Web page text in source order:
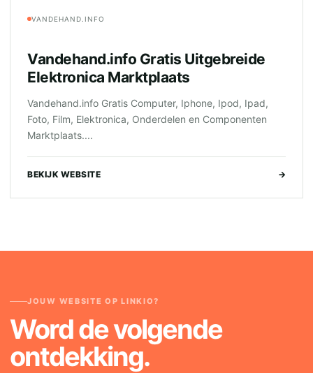
VANDEHAND.INFO
Vandehand.info Gratis Uitgebreide
Elektronica Marktplaats
Vandehand.info Gratis Computer, Iphone, Ipod, Ipad,
Foto, Film, Elektronica, Onderdelen en Componenten
Marktplaats....
BEKIJK WEBSITE →
JOUW WEBSITE OP LINKIO?
Word de volgende
ontdekking.